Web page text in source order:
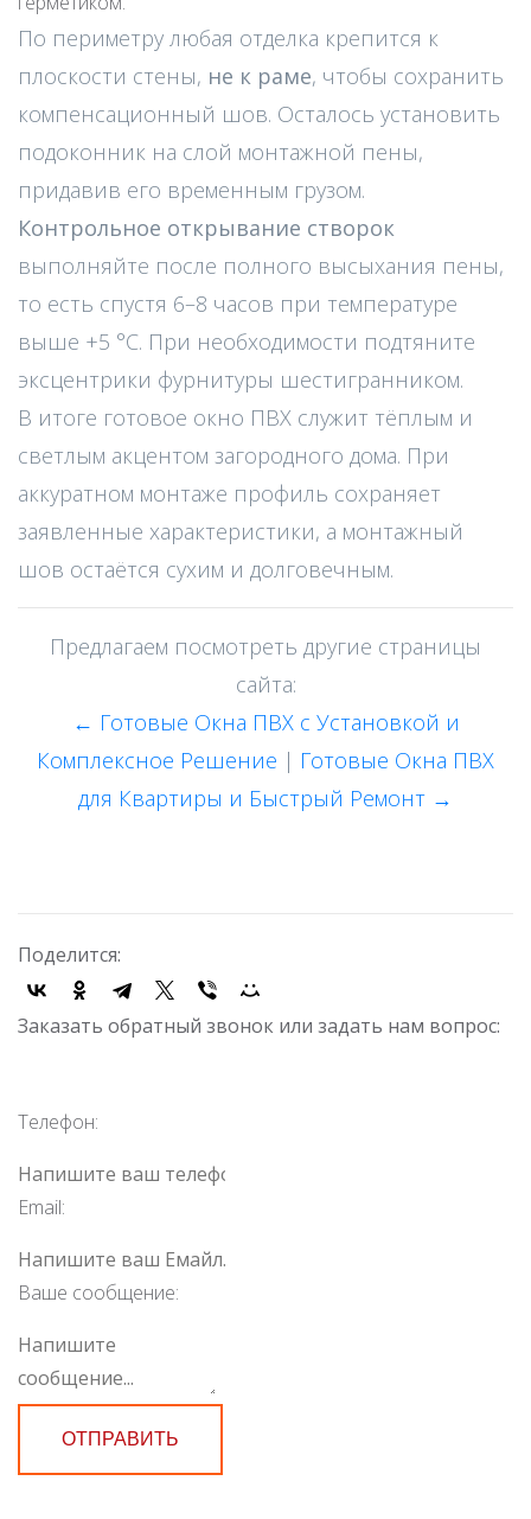
По периметру любая отделка крепится к
плоскости стены, не к раме, чтобы сохранить
компенсационный шов. Осталось установить
подоконник на слой монтажной пены,
придавив его временным грузом.
Контрольное открывание створок
выполняйте после полного высыхания пены,
то есть спустя 6–8 часов при температуре
выше +5 °C. При необходимости подтяните
эксцентрики фурнитуры шестигранником.
В итоге готовое окно ПВХ служит тёплым и
светлым акцентом загородного дома. При
аккуратном монтаже профиль сохраняет
заявленные характеристики, а монтажный
шов остаётся сухим и долговечным.
Предлагаем посмотреть другие страницы
сайта:
← Готовые Окна ПВХ с Установкой и
Комплексное Решение | Готовые Окна ПВХ
для Квартиры и Быстрый Ремонт →
Поделится:
Заказать обратный звонок или задать нам вопрос:
Телефон:
Email:
Ваше сообщение:
ОТПРАВИТЬ